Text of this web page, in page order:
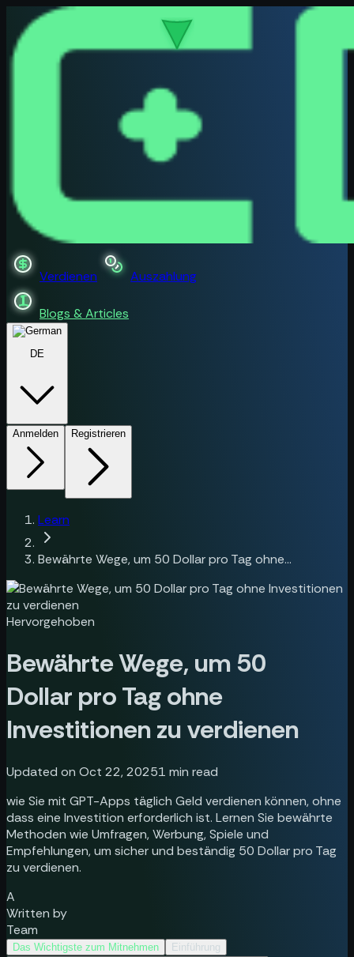
Verdienen Auszahlung
Blogs & Articles
DE
Anmelden Registrieren
Learn
Bewährte Wege, um 50 Dollar pro Tag ohne...
Hervorgehoben
Bewährte Wege, um 50
Dollar pro Tag ohne
Investitionen zu verdienen
Updated on Oct 22, 20251 min read
wie Sie mit GPT-Apps täglich Geld verdienen können, ohne
dass eine Investition erforderlich ist. Lernen Sie bewährte
Methoden wie Umfragen, Werbung, Spiele und
Empfehlungen, um sicher und beständig 50 Dollar pro Tag
zu verdienen.
A
Written by
Team
Das Wichtigste zum Mitnehmen
Einführung